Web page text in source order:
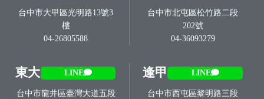
台中市大甲區光明路13號3
樓
04-26805588
台中市北屯區松竹路二段
202號
04-36093279
東大 LINE
台中市龍井區臺灣大道五段
逢甲 LINE
台中市西屯區黎明路三段